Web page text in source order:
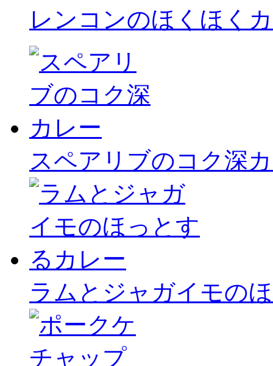
レンコンのほくほく
スペアリブのコク深
ラムとジャガイモの